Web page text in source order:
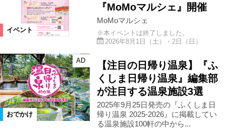
イベント
『MoMoマルシェ』開催
MoMoマルシェ
※本イベントは終了しました。
2026年8月1日（土）・2日（日）
おでかけ
AD
【注目の日帰り温泉】『ふ
くしま日帰り温泉』編集部
が注目する温泉施設3選
2025年9月25日発売の『ふくしま日
帰り温泉 2025-2026』に掲載してい
る温泉施設100軒の中から...